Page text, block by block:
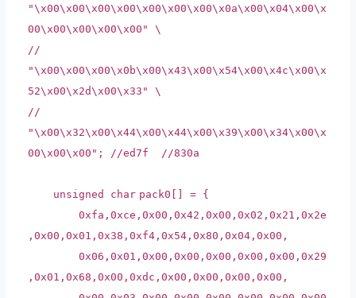
"\x00\x00\x00\x00\x00\x00\x00\x0a\x00\x04\x00\x
00\x00\x00\x00\x00" \
//
"\x00\x00\x00\x0b\x00\x43\x00\x54\x00\x4c\x00\x
52\x00\x2d\x00\x33" \
//
"\x00\x32\x00\x44\x00\x44\x00\x39\x00\x34\x00\x
00\x00\x00"; //ed7f //830a
unsigned char pack0[] = {
0xfa,0xce,0x00,0x42,0x00,0x02,0x21,0x2e
,0x00,0x01,0x38,0xf4,0x54,0x80,0x04,0x00,
0x06,0x01,0x00,0x00,0x00,0x00,0x00,0x29
,0x01,0x68,0x00,0xdc,0x00,0x00,0x00,0x00,